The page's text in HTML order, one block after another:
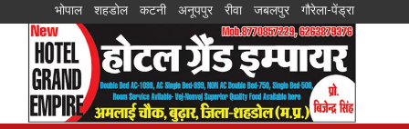
भोपाल शहडोल कटनी अनूपपुर रीवा जबलपुर गौरेला-पेंड्रा